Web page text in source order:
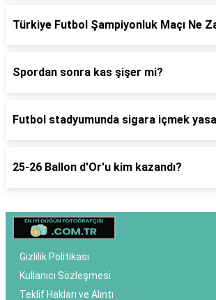
Türkiye Futbol Şampiyonluk Maçı Ne
Spordan sonra kas şişer mi?
Futbol stadyumunda sigara içmek
25-26 Ballon d'Or'u kim kazandı?
Gizlilik Politikası
Kullanıcı Sözleşmesi
Teklif Hakları ve Alıntı